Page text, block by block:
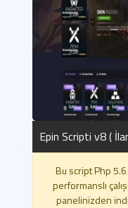
Epin Scripti v8 (
Bu script Php
performanslı
panelinizden